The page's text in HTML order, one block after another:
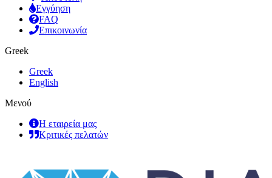
Εγγύηση
FAQ
Επικοινωνία
Greek
Greek
English
Μενού
Η εταιρεία μας
Κριτικές πελατών